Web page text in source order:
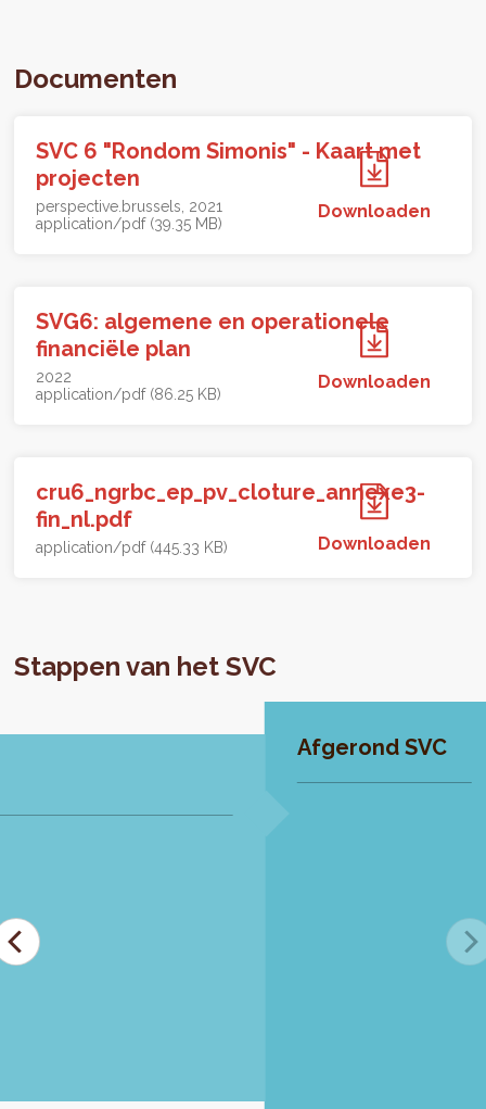
Documenten
SVC 6 "Rondom Simonis" - Kaart met
projecten
perspective.brussels 2021
application/pdf (39.35 MB)
Downloaden
SVG6: algemene en operationele
financiële plan
2022
application/pdf (86.25 KB)
Downloaden
cru6_ngrbc_ep_pv_cloture_annexe3-
fin_nl.pdf
application/pdf (445.33 KB) Downloaden
Stappen van het SVC
Afgerond SVC